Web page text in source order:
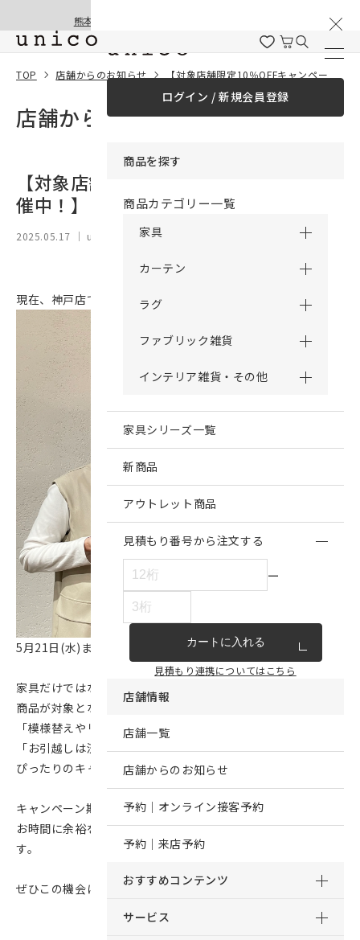
熊本地震の影響による配送遅延と停止について
ログイン / 新規会員登録
商品を探す
商品カテゴリー一覧
家具
カーテン
ラグ
ファブリック雑貨
インテリア雑貨・その他
家具シリーズ一覧
新商品
アウトレット商品
見積もり番号から注文する
ー
カートに入れる
見積もり連携についてはこちら
店舗情報
店舗一覧
店舗からのお知らせ
予約｜オンライン接客予約
予約｜来店予約
おすすめコンテンツ
サービス
TOP 店舗からのお知らせ 【対象店舗限定10％OFFキャンペーン開催中！】
店舗からのお知らせ
【対象店舗限定10％OFFキャンペーン開
催中！】
2025.05.17 ｜ unico 神戸
現在、神戸店では全品10％OFFキャンペーンを開催中です。
5月21日(水)までの期間限定のキャンペーンです。
家具だけではなく、ファブリックやラグ、カーテン、雑貨等全
商品が対象となります。
「模様替えやリフォームをして新しく家具が欲しいな…」
「お引越しは済んだけど買い足したい…」というお客様には
ぴったりのキャンペーンです。
キャンペーン期間中、店内の混雑がされます。
お時間に余裕をもってお越しいただきますようお願いいたしま
す。
ぜひこの機会にご来店くださいませ。